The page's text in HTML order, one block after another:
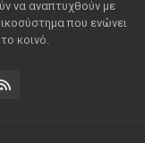
να αναπτυχθούν με
που ενώνει
κοινό.